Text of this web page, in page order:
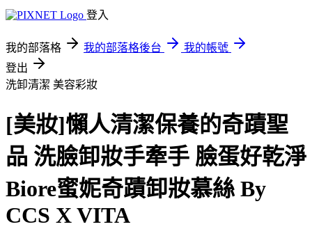
登入
我的部落格 我的部落格後台
我的帳號
登出
洗卸清潔 美容彩妝
[美妝]懶人清潔保養的奇蹟聖
品 洗臉卸妝手牽手 臉蛋好乾淨
Biore蜜妮奇蹟卸妝慕絲 By
CCS X VITA